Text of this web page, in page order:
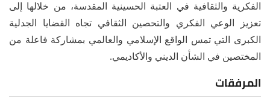
الفكرية والثقافية في العتبة الحسينية المقدسة، من خلالها إلى
تعزيز الوعي الفكري والتحصين الثقافي تجاه القضايا الجدلية
الكبرى التي تمس الواقع الإسلامي والعالمي بمشاركة فاعلة من
المختصين في الشأن الديني والأكاديمي.
المرفقات